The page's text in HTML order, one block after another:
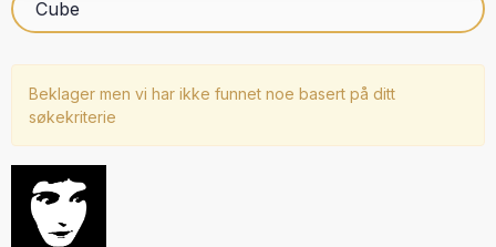
Beklager men vi har ikke funnet noe basert på ditt
søkekriterie